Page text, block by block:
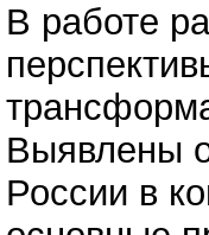
В работе
Выявлены
России в